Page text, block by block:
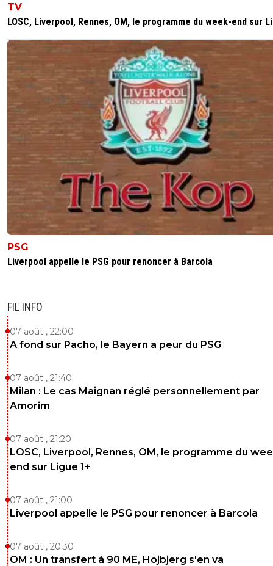
TV
LOSC, Liverpool, Rennes, OM, le programme du week-end sur
PSG
Liverpool appelle le PSG pour renoncer à Barcola
FIL INFO
07 août , 22:00
A fond sur Pacho, le Bayern a peur du PSG
07 août , 21:40
Milan : Le cas Maignan réglé personnellement par
Amorim
07 août , 21:20
LOSC, Liverpool, Rennes, OM, le programme du
end sur Ligue 1+
07 août , 21:00
Liverpool appelle le PSG pour renoncer à Barcola
07 août , 20:30
OM : Un transfert à 90 ME, Hojbjerg s'en va